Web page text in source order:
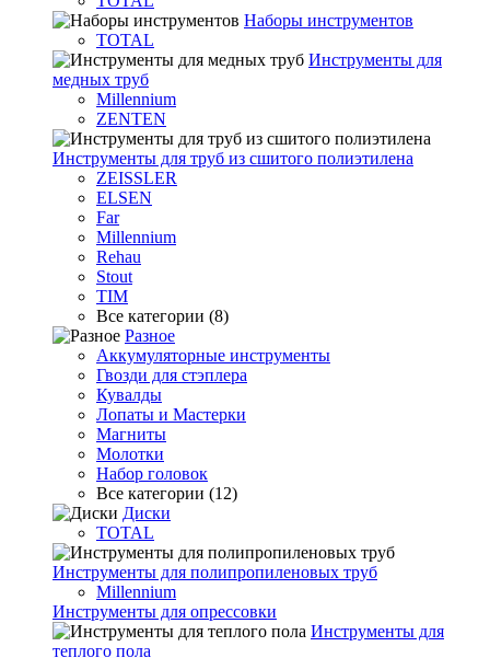
Наборы инструментов
TOTAL
Инструменты для
медных труб
Millennium
ZENTEN
Инструменты для труб из сшитого полиэтилена
ZEISSLER
ELSEN
Far
Millennium
Rehau
Stout
TIM
Все категории (8)
Разное
Аккумуляторные инструменты
Гвозди для стэплера
Кувалды
Лопаты и Мастерки
Магниты
Молотки
Набор головок
Все категории (12)
Диски
TOTAL
Инструменты для полипропиленовых труб
Millennium
Инструменты для опрессовки
Инструменты для
теплого пола